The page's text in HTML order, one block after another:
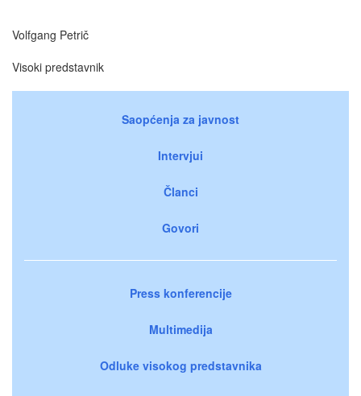
Volfgang Petrič
Visoki predstavnik
Saopćenja za javnost
Intervjui
Članci
Govori
Press konferencije
Multimedija
Odluke visokog predstavnika